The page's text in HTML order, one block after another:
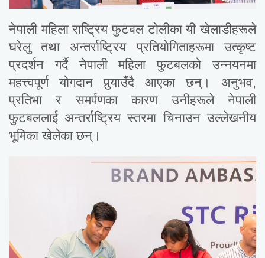
नेपाली महिला राष्ट्रिय फुटबल टोलीका यी खेलाडीहरूले
घरेलु तथा अन्तर्राष्ट्रिय प्रतियोगिताहरूमा उत्कृष्ट
प्रदर्शन गर्दै नेपाली महिला फुटबलको उन्नयनमा
महत्त्वपूर्ण योगदान पुर्‍याउँदै आएका छन्। अनुभव,
प्रतिभा र समर्पणका कारण उनीहरूले नेपाली
फुटबललाई अन्तर्राष्ट्रिय स्तरमा चिनाउन उल्लेखनीय
भूमिका खेलेका छन्।